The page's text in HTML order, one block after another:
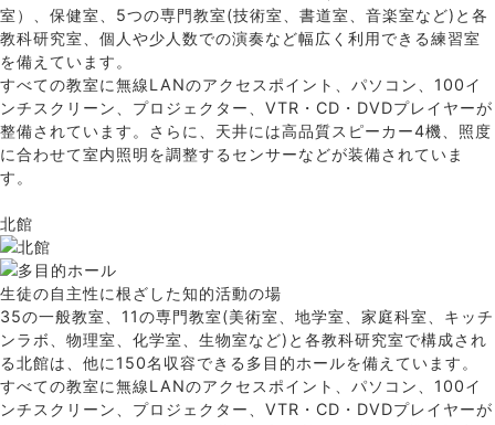
室）、保健室、5つの専門教室(技術室、書道室、音楽室など)と各
教科研究室、個人や少人数での演奏など幅広く利用できる練習室
を備えています。
すべての教室に無線LANのアクセスポイント、パソコン、100イ
ンチスクリーン、プロジェクター、VTR・CD・DVDプレイヤーが
整備されています。さらに、天井には高品質スピーカー4機、照度
に合わせて室内照明を調整するセンサーなどが装備されていま
す。
北館
生徒の自主性に根ざした知的活動の場
35の一般教室、11の専門教室(美術室、地学室、家庭科室、キッチ
ンラボ、物理室、化学室、生物室など)と各教科研究室で構成され
る北館は、他に150名収容できる多目的ホールを備えています。
すべての教室に無線LANのアクセスポイント、パソコン、100イ
ンチスクリーン、プロジェクター、VTR・CD・DVDプレイヤーが